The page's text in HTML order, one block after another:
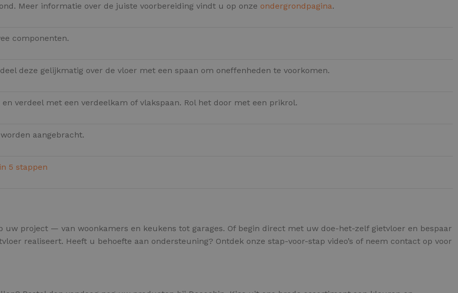
Meer informatie over de juiste voorbereiding vindt u op onze ondergrondpagina.
componenten.
deze gelijkmatig over de vloer met een spaan om oneffenheden te voorkomen.
verdeel met een verdeelkam of vlakspaan. Rol het door met een prikrol.
aangebracht.
5 stappen
uw project — van woonkamers en keukens tot garages. Of begin direct met uw doe-het-zelf gietvloer en bespaar
realiseert. Heeft u behoefte aan ondersteuning? Ontdek onze stap-voor-stap video’s of neem contact op voor